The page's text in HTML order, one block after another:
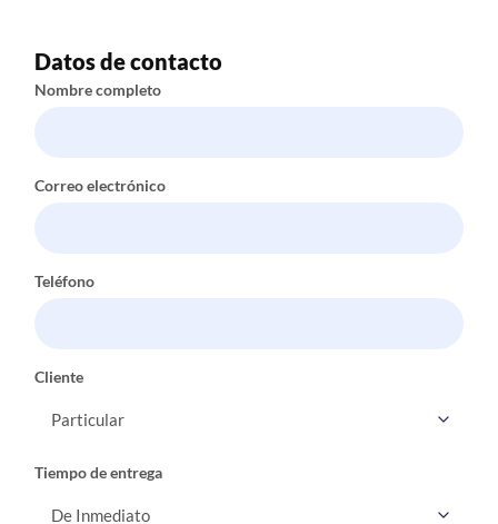
Datos de contacto
Nombre completo
Correo electrónico
Teléfono
Cliente
Tiempo de entrega